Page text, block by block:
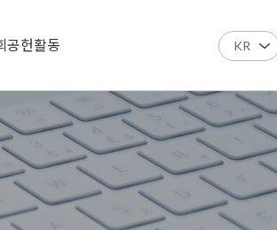
공헌활동 KR